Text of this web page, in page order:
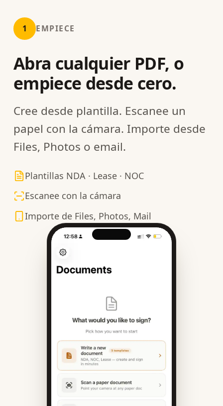
1 EMPIECE
Abra cualquier PDF, o
empiece desde cero.
Cree desde plantilla. Escanee un
papel con la cámara. Importe desde
Files, Photos o email.
Plantillas NDA · Lease · NOC
Escanee con la cámara
Importe de Files, Photos, Mail